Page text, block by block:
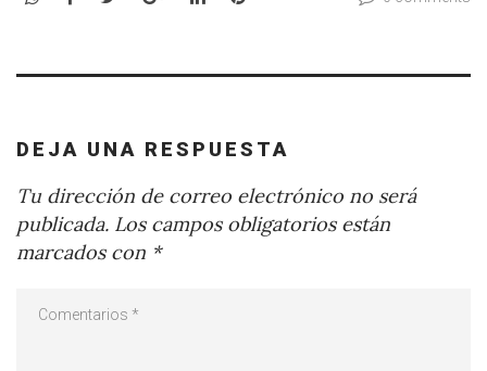
DEJA UNA RESPUESTA
Tu dirección de correo electrónico no será
publicada. Los campos obligatorios están
marcados con *